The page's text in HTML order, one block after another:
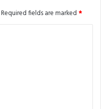
Required fields are marked *